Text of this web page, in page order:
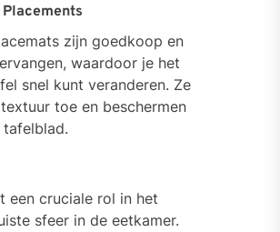
zijn goedkoop en
waardoor je het
snel kunt veranderen. Ze
toe en beschermen
een cruciale rol in het
sfeer in de eetkamer.